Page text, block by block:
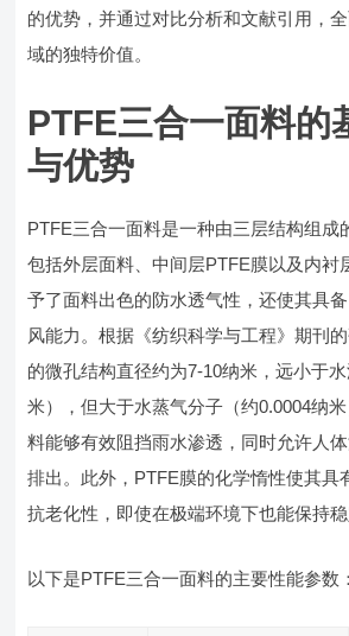
的优势，并通过对比分析和文献引用，
域的独特价值。
PTFE三合一面料的
与优势
PTFE三合一面料是一种由三层结构组成
包括外层面料、中间层PTFE膜以及内衬
予了面料出色的防水透气性，还使其具
风能力。根据《纺织科学与工程》期刊
的微孔结构直径约为7-10纳米，远小于
米），但大于水蒸气分子（约0.0004纳
料能够有效阻挡雨水渗透，同时允许人
排出。此外，PTFE膜的化学惰性使其具
抗老化性，即使在极端环境下也能保持稳
以下是PTFE三合一面料的主要性能参数：